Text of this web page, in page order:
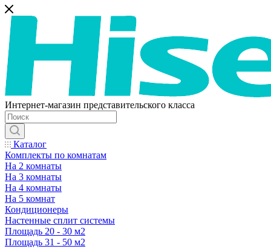
Интернет-магазин представительского класса
Каталог
Комплекты по комнатам
На 2 комнаты
На 3 комнаты
На 4 комнаты
На 5 комнат
Кондиционеры
Настенные сплит системы
Площадь 20 - 30 м2
Площадь 31 - 50 м2